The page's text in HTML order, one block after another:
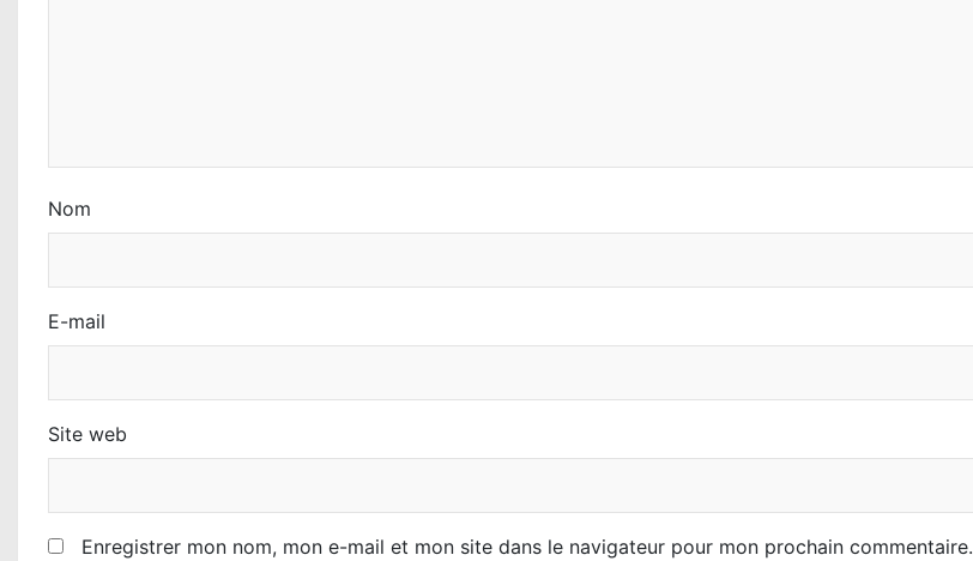
Nom
E-mail
Site web
Enregistrer mon nom, mon e-mail et mon site dans le navigateur pour mon prochain commentaire.